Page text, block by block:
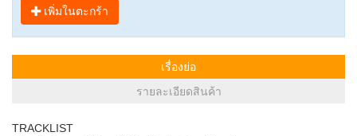
เพิ่มในตะกร้า
เรื่องย่อ
รายละเอียดสินค้า
TRACKLIST